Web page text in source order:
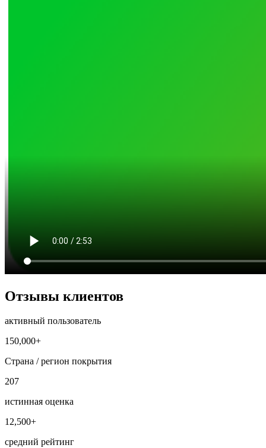
Отзывы клиентов
активный пользователь
150,000+
Страна / регион покрытия
207
истинная оценка
12,500+
средний рейтинг